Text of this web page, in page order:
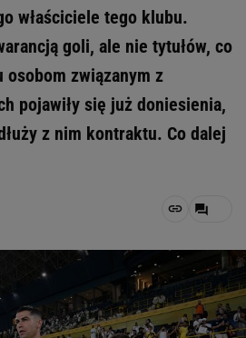
właściciele tego klubu.
goli, ale nie tytułów, co
związanym z
pojawiły się już doniesienia,
z nim kontraktu. Co dalej